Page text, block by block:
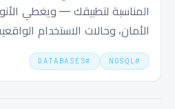
المناسبة لتطبيقك — ويغطي
الأمان، وحالات الاستخدام
#
NOSQL
#
DATABASES